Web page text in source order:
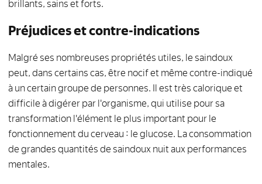
brillants, sains et forts.
Préjudices et contre-indications
Malgré ses nombreuses propriétés utiles, le saindoux
peut, dans certains cas, être nocif et même contre-indiqué
à un certain groupe de personnes. Il est très calorique et
difficile à digérer par l'organisme, qui utilise pour sa
transformation l'élément le plus important pour le
fonctionnement du cerveau : le glucose. La consommation
de grandes quantités de saindoux nuit aux performances
mentales.